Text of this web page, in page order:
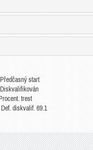
start
trest
Def. diskvalif. 69.1